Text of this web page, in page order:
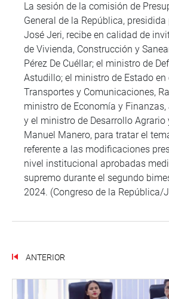
La sesión de la comisión de
General de la República,
José Jeri, recibe en calidad de
de Vivienda, Construcción y
Pérez De Cuéllar; el ministro de
Astudillo; el ministro de Estado en
Transportes y Comunicaciones,
ministro de Economía y Finanzas,
y el ministro de Desarrollo Agrario
Manuel Manero, para tratar el
referente a las modificaciones
nivel institucional aprobadas
supremo durante el segundo
2024. (Congreso de la República/
ANTERIOR